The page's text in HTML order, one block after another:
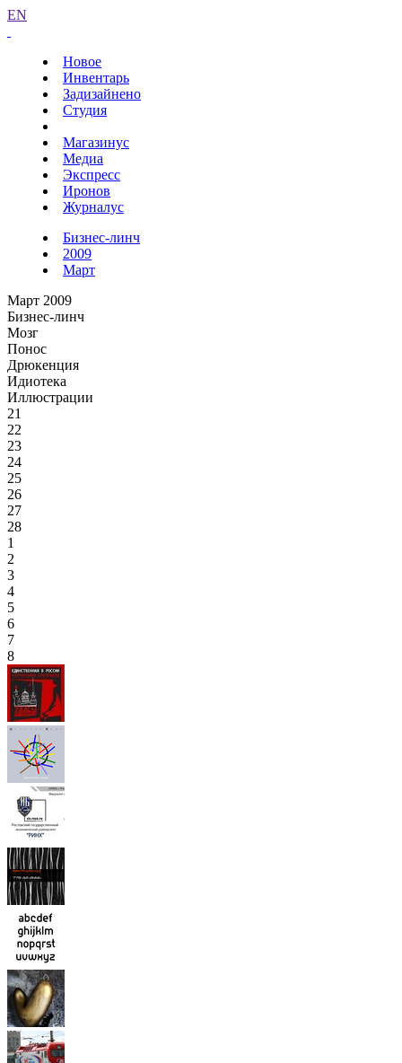
EN
Новое
Инвентарь
Задизайнено
Студия
Магазинус
Медиа
Экспресс
Иронов
Журналус
Бизнес-линч
2009
Март
Март 2009
Бизнес-линч
Мозг
Понос
Дрюкенция
Идиотека
Иллюстрации
21
22
23
24
25
26
27
28
1
2
3
4
5
6
7
8